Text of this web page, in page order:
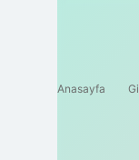
Anasayfa